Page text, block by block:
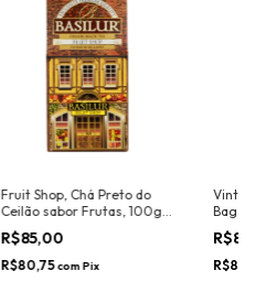
Fruit Shop, Chá Preto do
Ceilão sabor Frutas, 100g -
Basilur
R$85,00
R$80,75com Pix
Bags,